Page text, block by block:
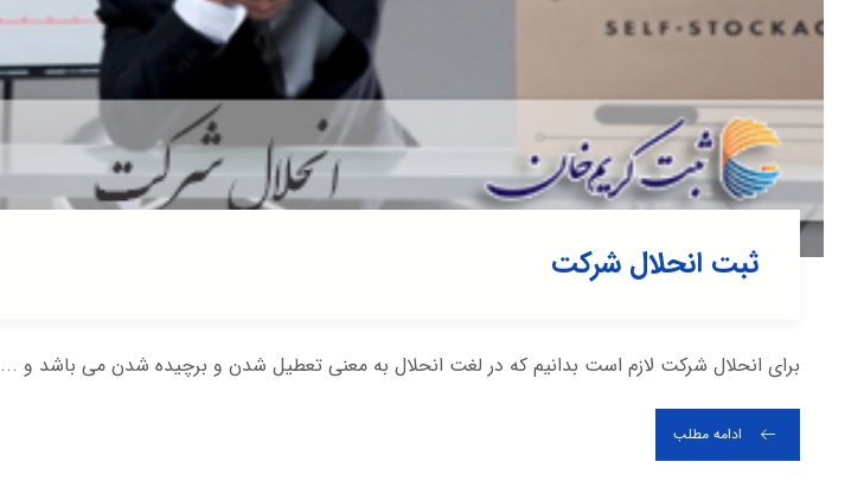
ثبت انحلال شرکت
برای انحلال شرکت لازم است بدانیم که در لغت انحلال به معنی تعطیل شدن و برچیده شدن می باشد و ...
ادامه مطلب